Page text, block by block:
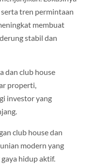
tren permintaan
membuat
stabil dan
dan club house
properti,
investor yang
club house dan
modern yang
hidup aktif.